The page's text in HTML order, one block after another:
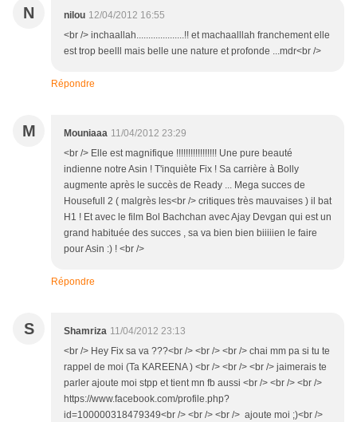
N nilou 12/04/2012 16:55
<br /> inchaallah....................!! et machaalllah franchement elle
est trop beelll mais belle une nature et profonde ...mdr<br />
Répondre
M Mouniaaa 11/04/2012 23:29
<br /> Elle est magnifique !!!!!!!!!!!!!!!!! Une pure beauté
indienne notre Asin ! T'inquiète Fix ! Sa carrière à Bolly
augmente après le succès de Ready ... Mega succes de
Housefull 2 ( malgrès les<br /> critiques très mauvaises ) il bat
H1 ! Et avec le film Bol Bachchan avec Ajay Devgan qui est un
grand habituée des succes , sa va bien bien biiiiien le faire
pour Asin :) ! <br />
Répondre
S Shamriza 11/04/2012 23:13
<br /> Hey Fix sa va ???<br /> <br /> <br /> chai mm pa si tu te
rappel de moi (Ta KAREENA ) <br /> <br /> <br /> jaimerais te
parler ajoute moi stpp et tient mn fb aussi <br /> <br /> <br />
https://www.facebook.com/profile.php?
id=100000318479349<br /> <br /> <br /> ajoute moi ;)<br />